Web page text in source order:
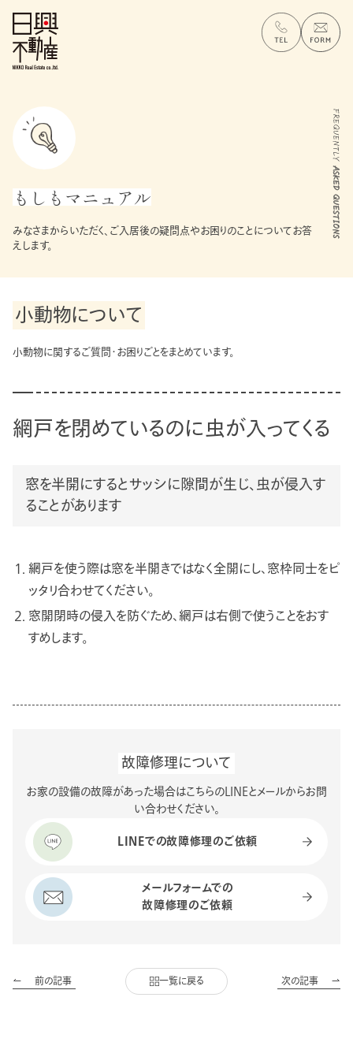
もしもマニュアル
みなさまからいただく、ご入居後の疑問点やお困りのことについてお答
えします。
小動物について
小動物に関するご質問・お困りごとをまとめています。
網戸を閉めているのに虫が入ってくる
窓を半開にするとサッシに隙間が生じ、虫が侵入す
ることがあります
網戸を使う際は窓を半開きではなく全開にし、窓枠同士をピ
ッタリ合わせてください。
窓開閉時の侵入を防ぐため、網戸は右側で使うことをおす
すめします。
故障修理について
お家の設備の故障があった場合はこちらのLINEとメールからお問
い合わせください。
LINEでの故障修理のご依頼
メールフォームでの
故障修理のご依頼
前の記事 一覧に戻る 次の記事